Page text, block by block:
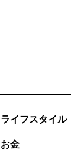
ライフスタイル
お金